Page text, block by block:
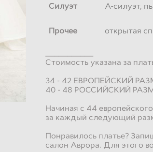
Силуэт А-силуэт,
Прочее открытая
___________
Стоимость указана за
34 - 42 ЕВРОПЕЙСКИЙ
40 - 48 РОССИЙСКИЙ
Начиная с 44
за каждый следующий
Понравилось платье?
салон Аврора. Для этого